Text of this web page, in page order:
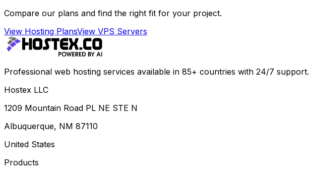
Compare our plans and find the right fit for your project.
View Hosting PlansView VPS Servers
Professional web hosting services available in 85+ countries with 24/7 support.
Hostex LLC
1209 Mountain Road PL NE STE N
Albuquerque, NM 87110
United States
Products